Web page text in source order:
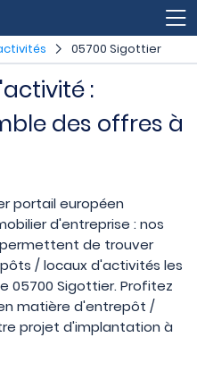
05700 Sigottier
:
des offres à
portail européen
d'entreprise : nos
de trouver
/ locaux d'activités les
05700 Sigottier. Profitez
matière d'entrepôt /
projet d'implantation à